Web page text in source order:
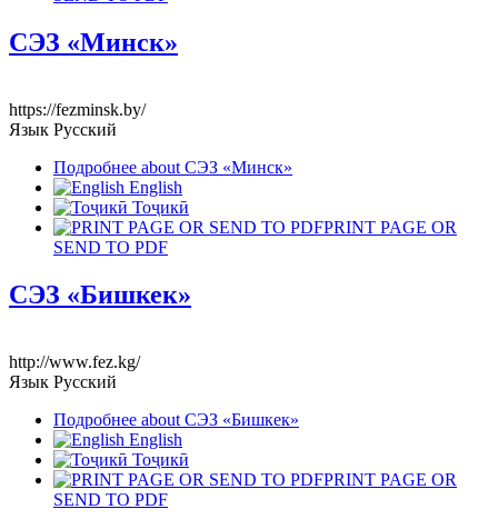
СЭЗ «Минск»
https://fezminsk.by/
Язык Русский
Подробнее about СЭЗ «Минск»
English
Тоҷикӣ
PRINT PAGE OR
SEND TO PDF
СЭЗ «Бишкек»
http://www.fez.kg/
Язык Русский
Подробнее about СЭЗ «Бишкек»
English
Тоҷикӣ
PRINT PAGE OR
SEND TO PDF